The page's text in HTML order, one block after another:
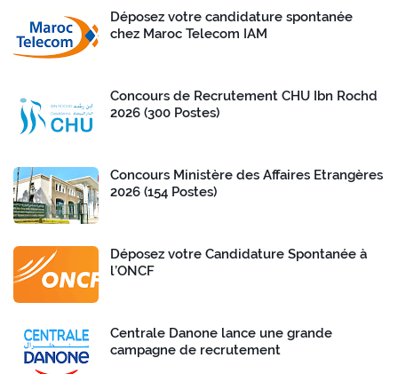
Déposez votre candidature spontanée
chez Maroc Telecom IAM
Concours de Recrutement CHU Ibn Rochd
2026 (300 Postes)
Concours Ministère des Affaires Etrangères
2026 (154 Postes)
Déposez votre Candidature Spontanée à
l’ONCF
Centrale Danone lance une grande
campagne de recrutement